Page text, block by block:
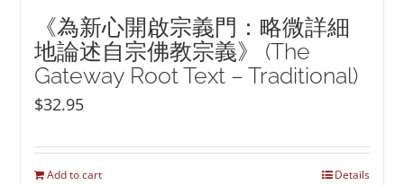
《為新心開啟宗義門：略微詳細
地論述自宗佛教宗義》 (The
Gateway Root Text – Traditional)
$32.95
Add to cart Details